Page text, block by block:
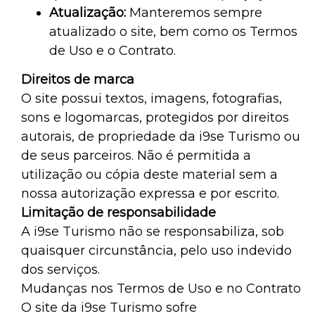
Atualização: Manteremos sempre
atualizado o site, bem como os Termos
de Uso e o Contrato.
Direitos de marca
O site possui textos, imagens, fotografias,
sons e logomarcas, protegidos por direitos
autorais, de propriedade da i9se Turismo ou
de seus parceiros. Não é permitida a
utilização ou cópia deste material sem a
nossa autorização expressa e por escrito.
Limitação de responsabilidade
A i9se Turismo não se responsabiliza, sob
quaisquer circunstância, pelo uso indevido
dos serviços.
Mudanças nos Termos de Uso e no Contrato
O site da i9se Turismo sofre